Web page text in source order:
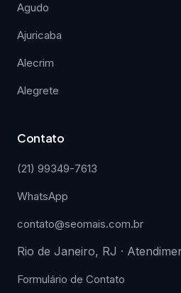
Agudo
Ajuricaba
Alecrim
Alegrete
Contato
(21) 99349-7613
WhatsApp
contato@seomais.com.br
Rio de Janeiro, RJ ·
Formulário de Contato